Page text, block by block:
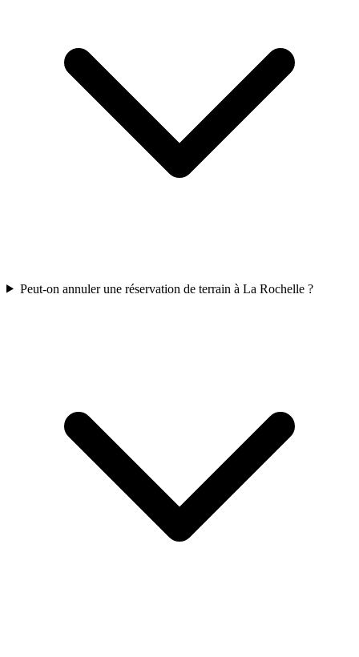
Peut-on annuler une réservation de terrain à La Rochelle ?